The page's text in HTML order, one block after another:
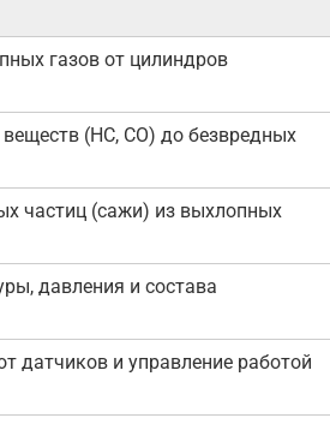
газов от цилиндров
(HC, CO) до безвредных
частиц (сажи) из выхлопных
давления и состава
датчиков и управление работой